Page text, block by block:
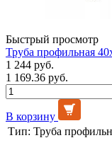
Быстрый просмотр
Труба профильная
1 244 руб.
1 169.36 руб.
В корзину
Тип: Труба